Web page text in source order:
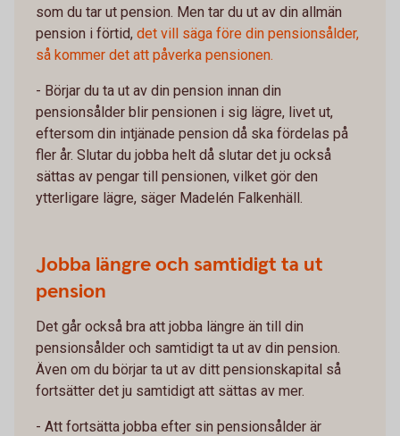
som du tar ut pension. Men tar du ut av din allmän
pension i förtid, det vill säga före din pensionsålder,
så kommer det att påverka pensionen.
- Börjar du ta ut av din pension innan din
pensionsålder blir pensionen i sig lägre, livet ut,
eftersom din intjänade pension då ska fördelas på
fler år. Slutar du jobba helt då slutar det ju också
sättas av pengar till pensionen, vilket gör den
ytterligare lägre, säger Madelén Falkenhäll.
Jobba längre och samtidigt ta ut
pension
Det går också bra att jobba längre än till din
pensionsålder och samtidigt ta ut av din pension.
Även om du börjar ta ut av ditt pensionskapital så
fortsätter det ju samtidigt att sättas av mer.
- Att fortsätta jobba efter sin pensionsålder är